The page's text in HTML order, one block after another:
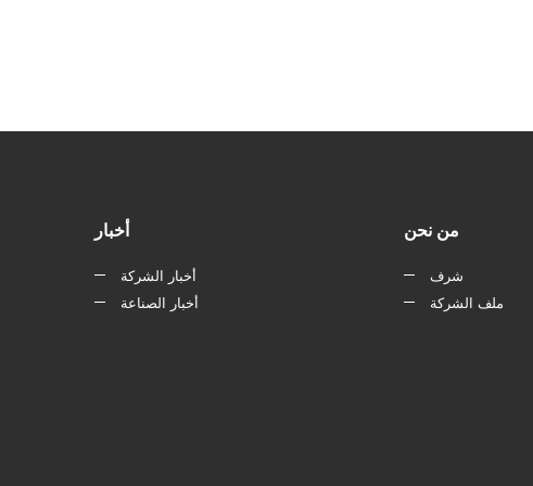
من نحن
شرف
ملف الشركة
أخبار
أخبار الشركة
أخبار الصناعة